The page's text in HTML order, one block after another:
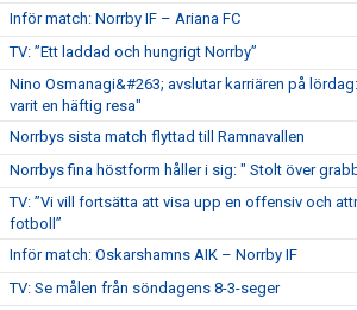
Inför match: Norrby IF – Ariana FC
TV: ”Ett laddad och hungrigt Norrby”
Nino Osmanagi&#263; avslutar karriären på
varit en häftig resa"
Norrbys sista match flyttad till Ramnavallen
Norrbys fina höstform håller i sig: " Stolt över
TV: ”Vi vill fortsätta att visa upp en offensiv och
fotboll”
Inför match: Oskarshamns AIK – Norrby IF
TV: Se målen från söndagens 8-3-seger